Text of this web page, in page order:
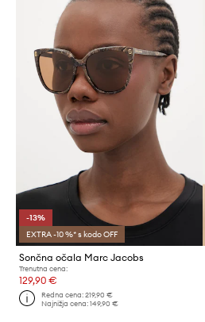
-13%
EXTRA -10 %* s kodo OFF
Sončna očala Marc Jacobs
Trenutna cena:
129,90 €
Redna cena:219,90 €
Najnižja cena:149,90 €